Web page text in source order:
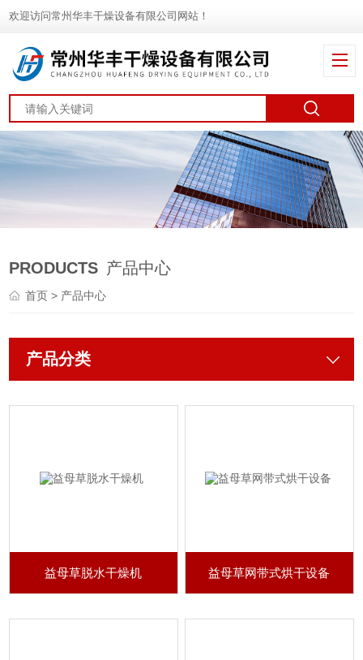
欢迎访问常州华丰干燥设备有限公司网站！
PRODUCTS 产品中心
首页> 产品中心
产品分类
益母草脱水干燥机 益母草网带式烘干设备